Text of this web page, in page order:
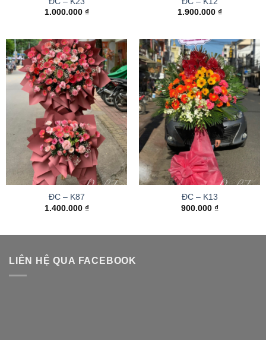
1.000.000 ₫
1.900.000 ₫
ĐC – K87
1.400.000 ₫
ĐC – K13
900.000 ₫
LIÊN HỆ QUA FACEBOOK